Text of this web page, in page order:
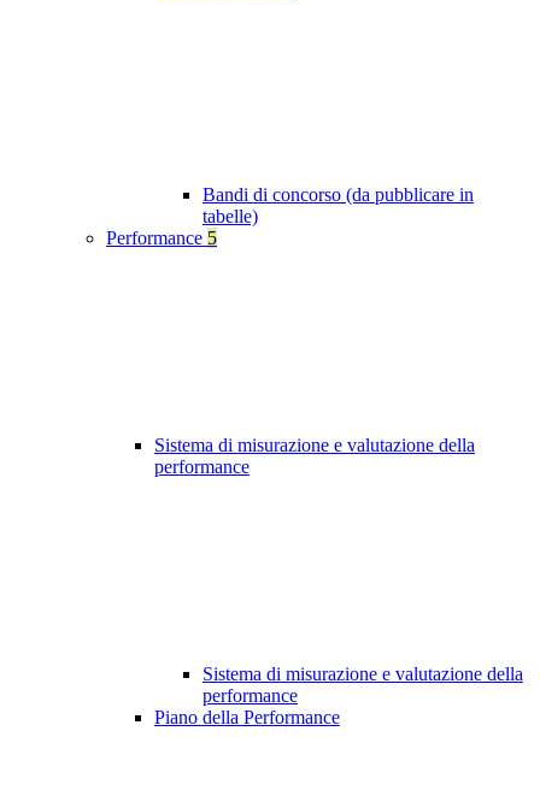
Bandi di concorso (da pubblicare in
tabelle)
Performance 5
Sistema di misurazione e valutazione della
performance
Sistema di misurazione e valutazione della
performance
Piano della Performance